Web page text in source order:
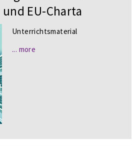
EU-Charta
Unterrichtsmaterial
... more